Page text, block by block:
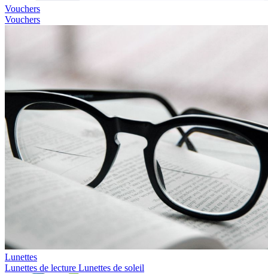
Vouchers
Vouchers
Lunettes
Lunettes de lecture Lunettes de soleil